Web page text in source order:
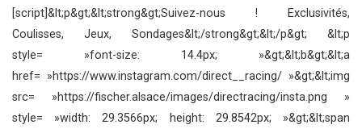
[script]&lt;p&gt;&lt;strong&gt;Suivez-nous ! Exclusivités,
Coulisses, Jeux, Sondages&lt;/strong&gt;&lt;/p&gt; &lt;p
style= »font-size: 14.4px; »&gt;&lt;b&gt;&lt;a
href= »https://www.instagram.com/direct__racing/ »&gt;&lt;img
src= »https://fischer.alsace/images/directracing/insta.png »
style= »width: 29.3566px; height: 29.8542px; »&gt;&lt;span